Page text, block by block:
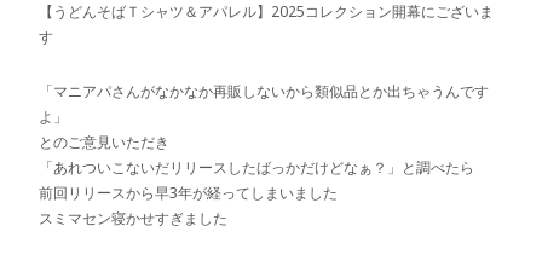
【うどんそばＴシャツ＆アパレル】2025コレクション開幕にございま
す
「マニアパさんがなかなか再販しないから類似品とか出ちゃうんです
よ」
とのご意見いただき
「あれついこないだリリースしたばっかだけどなぁ？」と調べたら
前回リリースから早3年が経ってしまいました
スミマセン寝かせすぎました